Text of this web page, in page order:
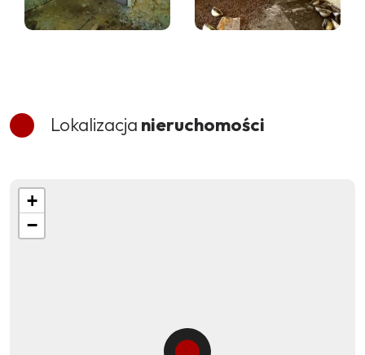
Lokalizacja nieruchomości
+
−